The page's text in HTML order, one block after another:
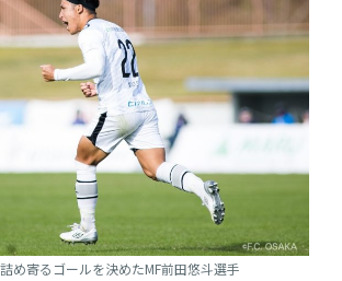
め寄るゴールを決めたMF前田悠斗選手